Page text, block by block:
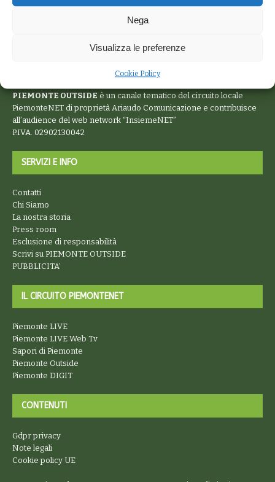
Nega
Visualizza le preferenze
Cookie Policy
PIEMONTE OUTSIDE è un canale tematico del circuito locale
PiemonteNET di proprietà Ariaudo Comunicazione e contribuisce
all’audience del web network “InsiemeNET”
P.IVA. 02902130042
SERVIZI E INFO
Contatti
Chi Siamo
La nostra storia
Press room
Esclusione di responsabilità
Scrivi su PIEMONTE OUTSIDE
PUBBLICITA’
IL CIRCUITO PIEMONTENET
Piemonte LIVE
Piemonte LIVE Web Tv
Sapori di Piemonte
Piemonte Outside
Piemonte DIGIT
CONTENUTI
Gdpr privacy
Note legali
Cookie policy UE